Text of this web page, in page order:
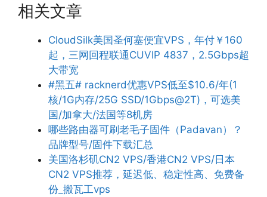
相关文章
CloudSilk美国圣何塞便宜VPS，年付￥160
起，三网回程联通CUVIP 4837，2.5Gbps超
大带宽
#黑五# racknerd优惠VPS低至$10.6/年(1
核/1G内存/25G SSD/1Gbps@2T)，可选美
国/加拿大/法国等8机房
哪些路由器可刷老毛子固件（Padavan）？
品牌型号/固件下载汇总
美国洛杉矶CN2 VPS/香港CN2 VPS/日本
CN2 VPS推荐，延迟低、稳定性高、免费备
份_搬瓦工vps